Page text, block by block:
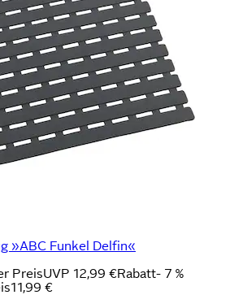
»ABC Funkel Delfin«
PreisUVP 12,99 €Rabatt- 7 %
11,99 €